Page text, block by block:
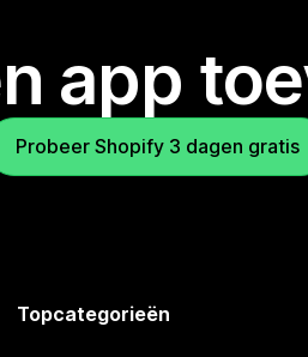
app
Probeer Shopify 3 dagen gratis
Topcategorieën